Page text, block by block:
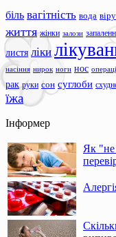
біль вагітність вода
життя жінки залози
листя ліки
насіння нирок ноги нос
рак руки сон суглоби
їжа
Інформер
Як "не